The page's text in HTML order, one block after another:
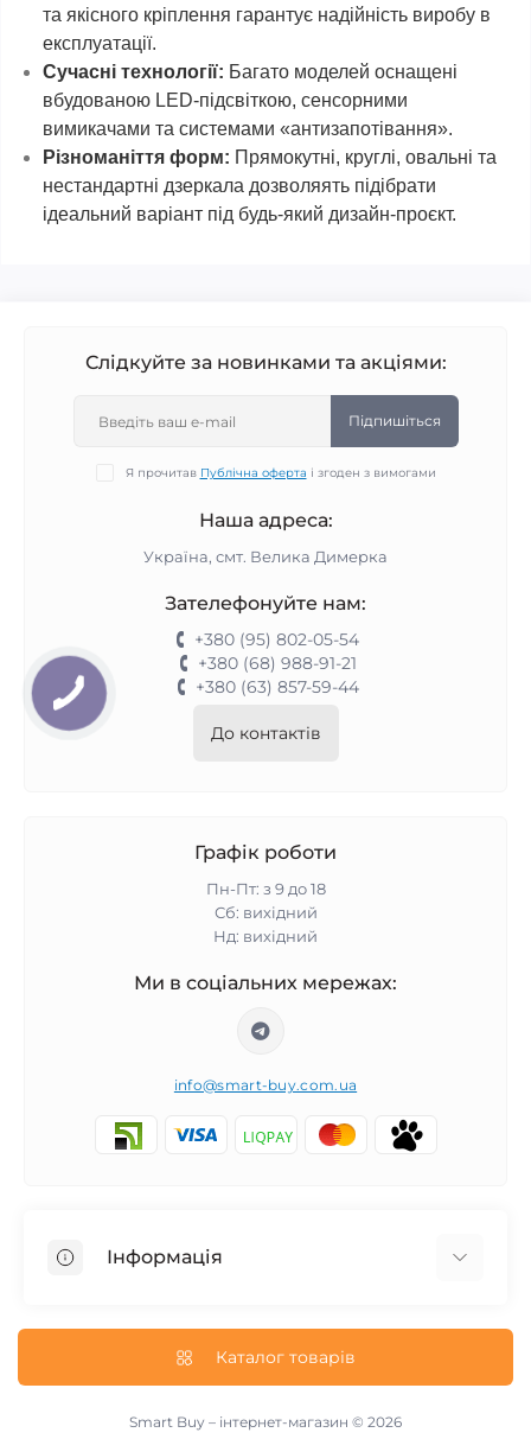
та якісного кріплення гарантує надійність виробу в
експлуатації.
Сучасні технології: Багато моделей оснащені
вбудованою LED-підсвіткою, сенсорними
вимикачами та системами «антизапотівання».
Різноманіття форм: Прямокутні, круглі, овальні та
нестандартні дзеркала дозволяять підібрати
ідеальний варіант під будь-який дизайн-проєкт.
Слідкуйте за новинками та акціями:
Підпишіться
Я прочитав Публічна оферта і згоден з вимогами
Наша адреса:
Україна, смт. Велика Димерка
Зателефонуйте нам:
+380 (95) 802-05-54
+380 (68) 988-91-21
+380 (63) 857-59-44
До контактів
Графік роботи
Пн-Пт: з 9 до 18
Сб: вихідний
Нд: вихідний
Ми в соціальних мережах:
info@smart-buy.com.ua
Інформація
Про нас
Інформація про доставку
Каталог товарів
Smart Buy – інтернет-магазин © 2026